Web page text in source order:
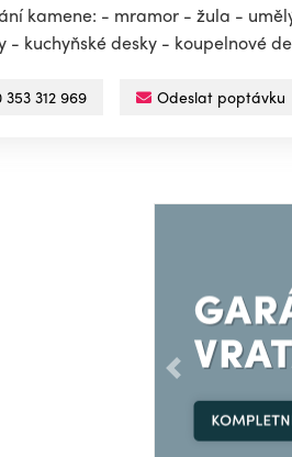
kamene: - mramor - žula -
- kuchyňské desky - koupelnové
353 312 969 Odeslat poptávku
Předchozí